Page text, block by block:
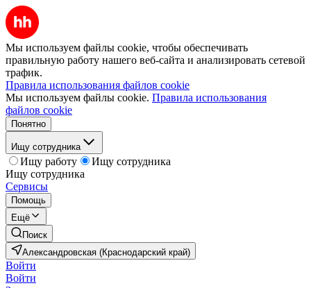
Мы используем файлы cookie, чтобы обеспечивать
правильную работу нашего веб-сайта и анализировать сетевой
трафик.
Правила использования файлов cookie
Мы используем файлы cookie. Правила использования
файлов cookie
Понятно
Ищу сотрудника
Ищу работу
Ищу сотрудника
Ищу сотрудника
Сервисы
Помощь
Ещё
Поиск
Александровская (Краснодарский край)
Войти
Войти